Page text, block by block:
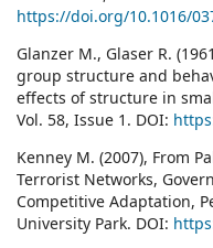
https://doi.org/10.1016/
Glanzer M., Glaser R.
group structure and
effects of structure in
Vol. 58, Issue 1. DOI:
Kenney M. (2007), From
Terrorist Networks,
Competitive Adaptation,
University Park. DOI: